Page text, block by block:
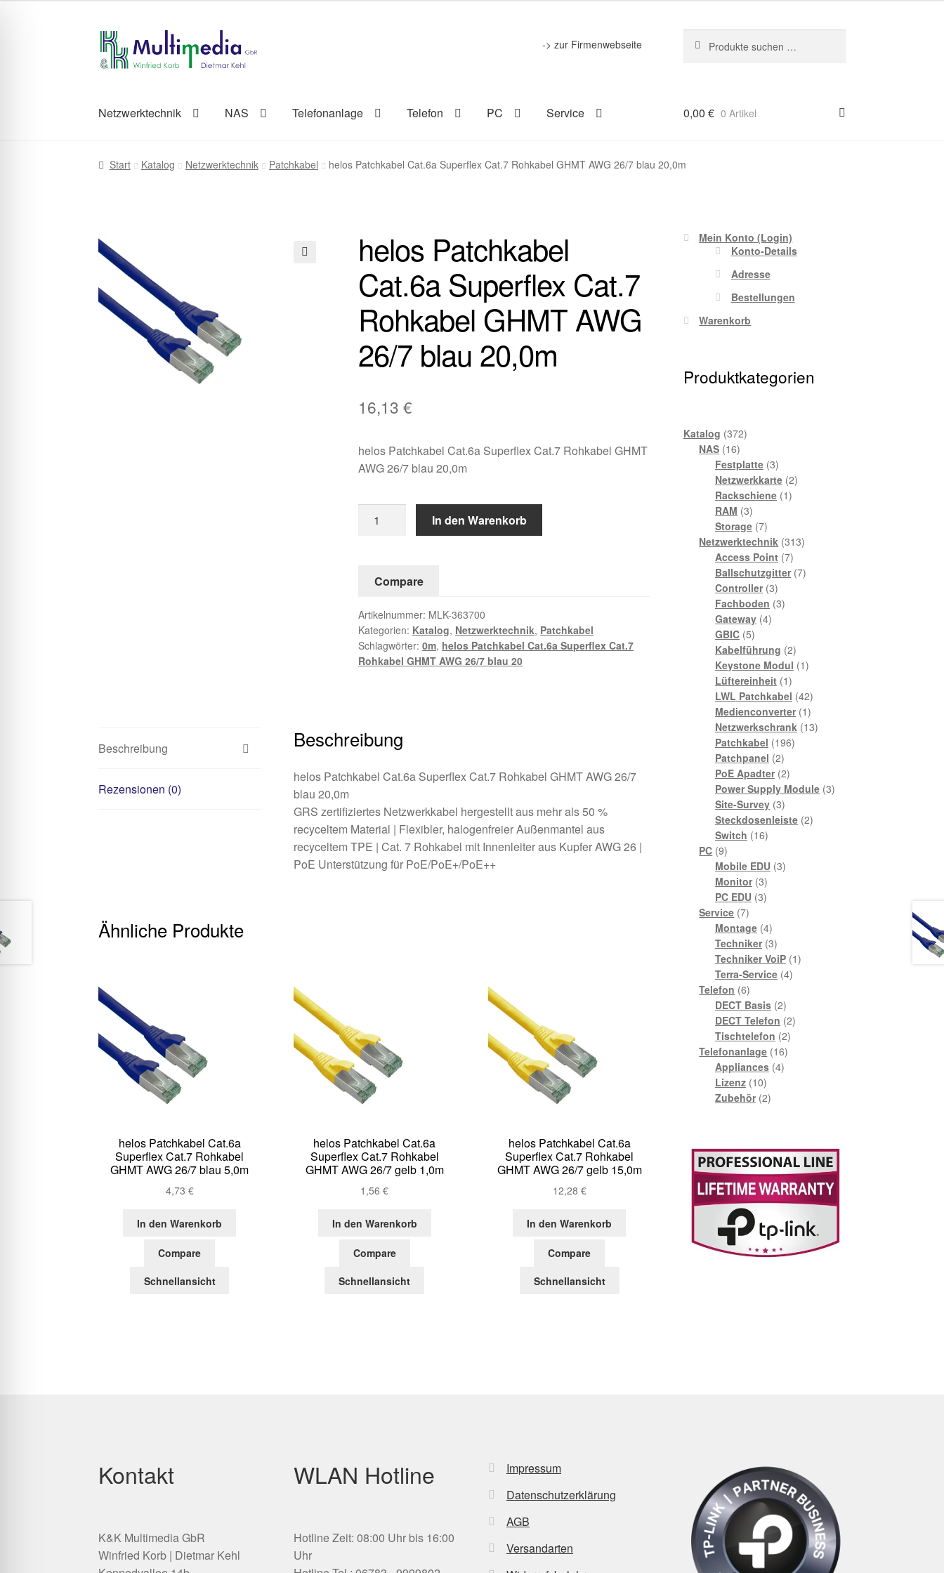
Zur
Navigation
springen
Zum
Inhalt
springen
-> zur Firmenwebseite
nach:
Netzwerktechnik NAS Telefonanlage Telefon PC Service 0,00 € 0 Artikel
Start Katalog Netzwerktechnik Patchkabel helos Patchkabel Cat.6a Superflex Cat.7 Rohkabel GHMT AWG 26/7 blau 20,0m
helos Patchkabel
Cat.6a Superflex Cat.7
Rohkabel GHMT AWG
26/7 blau 20,0m
16,13€
helos Patchkabel Cat.6a Superflex Cat.7 Rohkabel GHMT
AWG 26/7 blau 20,0m
Patchkabel
Cat.7
GHMT
AWG
26/7
blau
In den Warenkorb
Compare
Artikelnummer: MLK-363700
Kategorien: Katalog, Netzwerktechnik, Patchkabel
Schlagwörter:0m, helos Patchkabel Cat.6a Superflex Cat.7
Rohkabel GHMT AWG 26/7 blau 20
Beschreibung
Rezensionen (0)
Beschreibung
helos Patchkabel Cat.6a Superflex Cat.7 Rohkabel GHMT AWG 26/7
blau 20,0m
GRS zertifiziertes Netzwerkkabel hergestellt aus mehr als 50 %
recyceltem Material | Flexibler, halogenfreier Außenmantel aus
recyceltem TPE | Cat. 7 Rohkabel mit Innenleiter aus Kupfer AWG 26 |
PoE Unterstützung für PoE/PoE+/PoE++
Ähnliche Produkte
helos Patchkabel Cat.6a
Superflex Cat.7 Rohkabel
GHMT AWG 26/7 blau 5,0m
4,73 €
In den Warenkorb
Compare
Schnellansicht
helos Patchkabel Cat.6a
Superflex Cat.7 Rohkabel
GHMT AWG 26/7 gelb 1,0m
1,56€
In den Warenkorb
Compare
Schnellansicht
helos Patchkabel Cat.6a
Superflex Cat.7 Rohkabel
GHMT AWG 26/7 gelb 15,0m
12,28 €
In den Warenkorb
Compare
Schnellansicht
Mein Konto (Login)
Konto-Details
Adresse
Bestellungen
Warenkorb
Produktkategorien
Katalog 372372
NAS 1616
Produkte
Festplatte 33
Produkte
Netzwerkkarte 22
Rackschiene 11
RAM 33
Produkte
Storage 77
Produkte
Netzwerktechnik 313313
Access Point 77
Produkte
Ballschutzgitter 77
Controller 33
Produkte
Fachboden 33
Gateway 44
GBIC 55
Produkte
Kabelführung 22
Produkte
Keystone Modul 11
Lüftereinheit 11
Produkt
LWL Patchkabel 4242
Produkte
Medienconverter 11
Produkt
Netzwerkschrank 1313
Patchkabel 196196
Patchpanel 22
Produkte
PoE Apadter 22
Produkte
Power Supply Module 33
Site-Survey 33
Produkte
Steckdosenleiste 22
Switch 1616
PC 99
Produkte
Mobile EDU 33
Monitor 33
Produkte
PC EDU 33
Service 77
Produkte
Montage 44
Produkte
Techniker 33
Produkte
Techniker VoiP 11
Terra-Service 44
Telefon 66
Produkte
DECT Basis 22
Produkte
DECT Telefon 22
Tischtelefon 22
Produkte
Telefonanlage 1616
Appliances 44
Lizenz 1010
Produkte
Zubehör 22
Kontakt
K&K Multimedia GbR
Winfried Korb | Dietmar Kehl
WLAN Hotline
Hotline Zeit: 08:00 Uhr bis 16:00
Uhr
Impressum
Datenschutzerklärung
AGB
Versandarten